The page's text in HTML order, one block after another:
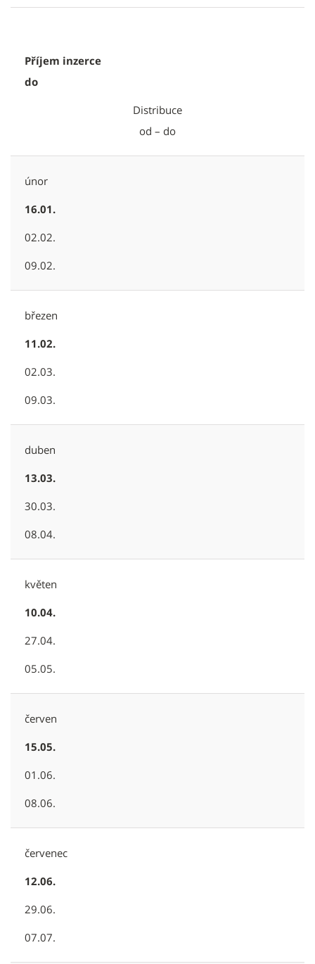
Příjem inzerce
do
Distribuce
od – do
únor
16.01.
02.02.
09.02.
březen
11.02.
02.03.
09.03.
duben
13.03.
30.03.
08.04.
květen
10.04.
27.04.
05.05.
červen
15.05.
01.06.
08.06.
červenec
12.06.
29.06.
07.07.